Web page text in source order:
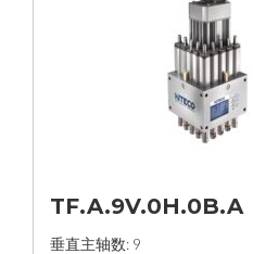
TF.A.9V.0H.0B.A
垂直主轴数: 9